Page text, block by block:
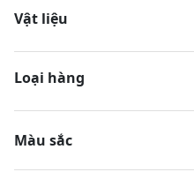
Vật liệu
Loại hàng
Màu sắc